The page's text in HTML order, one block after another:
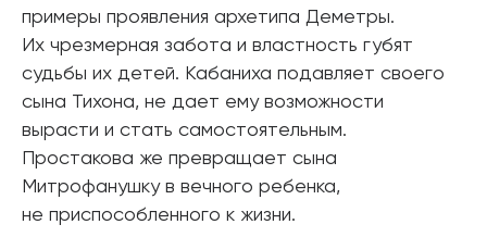
примеры проявления архетипа Деметры.
Их чрезмерная забота и властность губят
судьбы их детей. Кабаниха подавляет своего
сына Тихона, не дает ему возможности
вырасти и стать самостоятельным.
Простакова же превращает сына
Митрофанушку в вечного ребенка,
не приспособленного к жизни.